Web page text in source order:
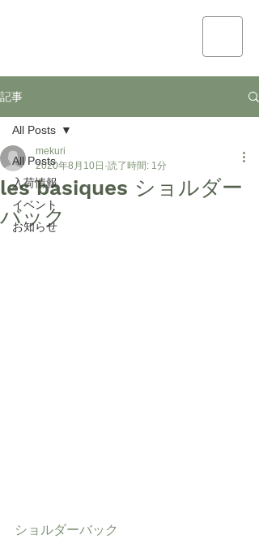
記事
All Posts
入荷情報
イベント
お知らせ
All Posts
les basiques ショルダー
バック
mekuri
2020年8月10日 読了時間: 1分
ショルダーバック